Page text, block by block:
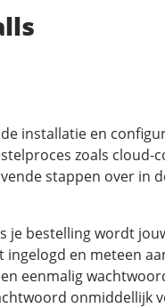
installatie en
zoals cloud-
stappen over in
je bestelling wordt
ingelogd en meteen
eenmalig
onmiddellijk